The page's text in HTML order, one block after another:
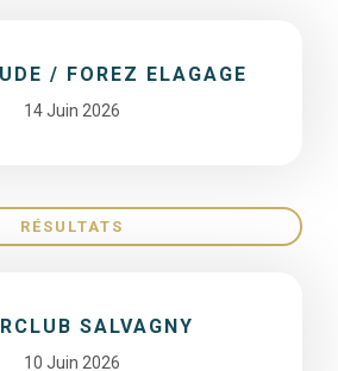
/ FOREZ ELAGAGE
14 Juin 2026
RÉSULTATS
SALVAGNY
10 Juin 2026